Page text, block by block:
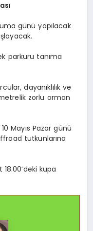
günü yapılacak
parkuru tanıma
dayanıklılık ve
zorlu orman
Mayıs Pazar günü
tutkunlarına
kupa